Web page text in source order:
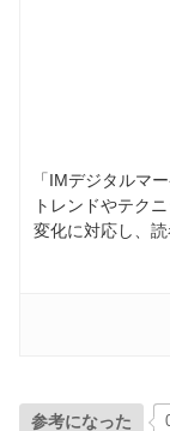
「IMデジタルマ
トレンドやテク
変化に対応し、
参考になった